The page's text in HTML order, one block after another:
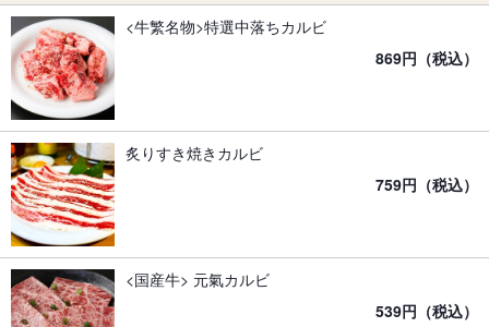
<牛繁名物>特選中落ちカルビ
869円（税込）
炙りすき焼きカルビ
759円（税込）
<国産牛> 元氣カルビ
539円（税込）